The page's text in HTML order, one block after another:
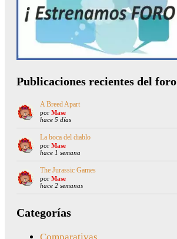
Publicaciones recientes del foro
A Breed Apart
por Mase
hace 5 días
La boca del diablo
por Mase
hace 1 semana
The Jurassic Games
por Mase
hace 2 semanas
Categorías